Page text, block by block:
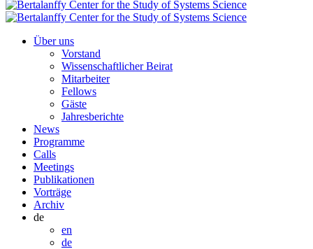
Über uns
Vorstand
Wissenschaftlicher Beirat
Mitarbeiter
Fellows
Gäste
Jahresberichte
News
Programme
Calls
Meetings
Publikationen
Vorträge
Archiv
de
en
de